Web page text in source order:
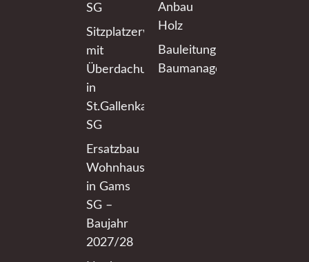
SG
Sitzplatzerweiterung
mit
Überdachung
in
St.Gallenkappel
SG
Ersatzbau
Wohnhaus
in Gams
SG –
Baujahr
2027/28
Anbau
Holz
Bauleitung
Baumanagement